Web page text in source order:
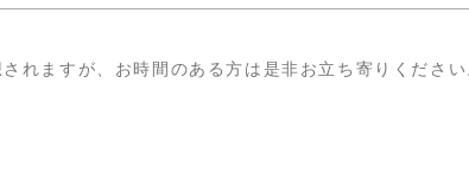
れますが、お時間のある方は是非お立ち寄りくださ